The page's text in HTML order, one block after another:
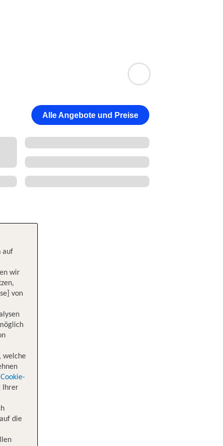
Alle Angebote und Preise
auf
wir
von
welche
Cookie-
Ihrer
die